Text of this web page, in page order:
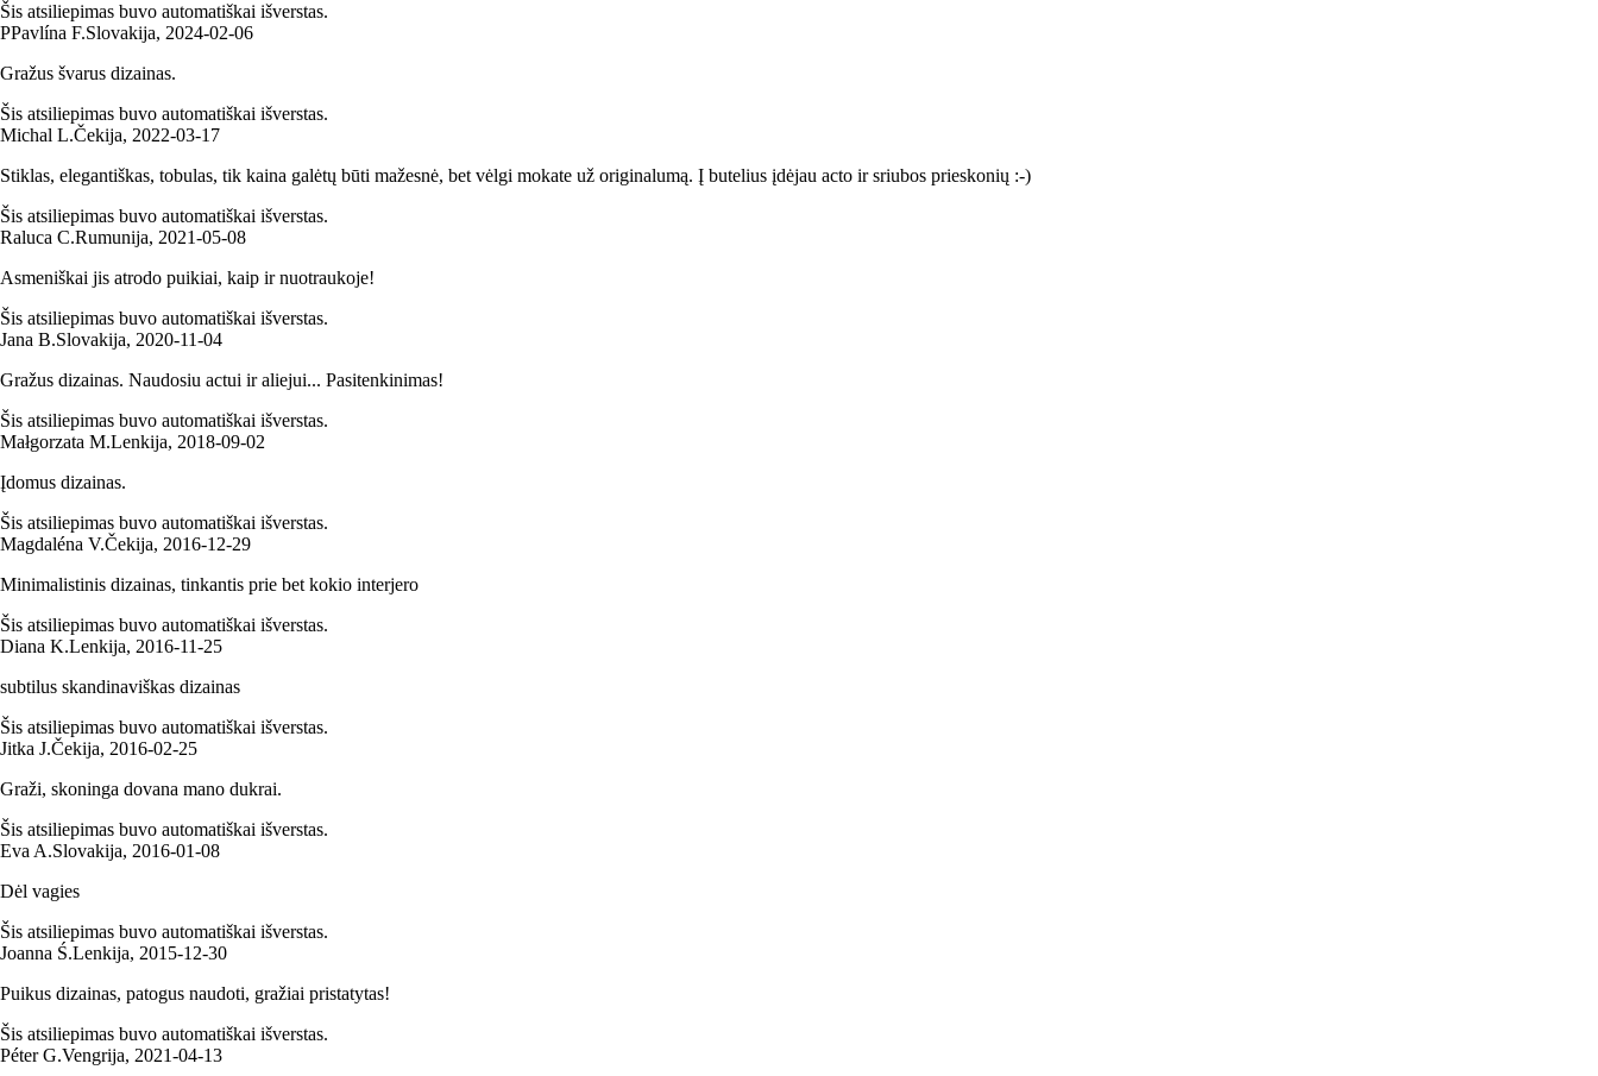
Šis atsiliepimas buvo automatiškai išverstas.
PPavlína F.Slovakija, 2024‑02‑06
Gražus švarus dizainas.
Šis atsiliepimas buvo automatiškai išverstas.
Michal L.Čekija, 2022‑03‑17
Stiklas, elegantiškas, tobulas, tik kaina galėtų būti mažesnė, bet vėlgi mokate už originalumą. Į butelius įdėjau acto ir sriubos prieskonių :-)
Šis atsiliepimas buvo automatiškai išverstas.
Raluca C.Rumunija, 2021‑05‑08
Asmeniškai jis atrodo puikiai, kaip ir nuotraukoje!
Šis atsiliepimas buvo automatiškai išverstas.
Jana B.Slovakija, 2020‑11‑04
Gražus dizainas. Naudosiu actui ir aliejui... Pasitenkinimas!
Šis atsiliepimas buvo automatiškai išverstas.
Małgorzata M.Lenkija, 2018‑09‑02
Įdomus dizainas.
Šis atsiliepimas buvo automatiškai išverstas.
Magdaléna V.Čekija, 2016‑12‑29
Minimalistinis dizainas, tinkantis prie bet kokio interjero
Šis atsiliepimas buvo automatiškai išverstas.
Diana K.Lenkija, 2016‑11‑25
subtilus skandinaviškas dizainas
Šis atsiliepimas buvo automatiškai išverstas.
Jitka J.Čekija, 2016‑02‑25
Graži, skoninga dovana mano dukrai.
Šis atsiliepimas buvo automatiškai išverstas.
Eva A.Slovakija, 2016‑01‑08
Dėl vagies
Šis atsiliepimas buvo automatiškai išverstas.
Joanna Ś.Lenkija, 2015‑12‑30
Puikus dizainas, patogus naudoti, gražiai pristatytas!
Šis atsiliepimas buvo automatiškai išverstas.
Péter G.Vengrija, 2021‑04‑13